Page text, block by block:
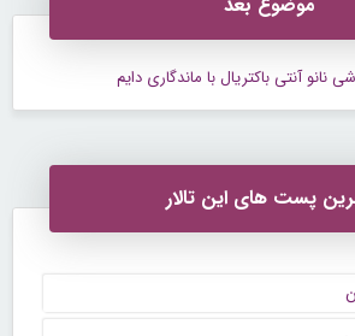
نانو آنتی باکتریال با ماندگاری دایم
پست های این تالار